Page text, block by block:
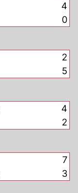
4
0
2
5
4
2
7
3